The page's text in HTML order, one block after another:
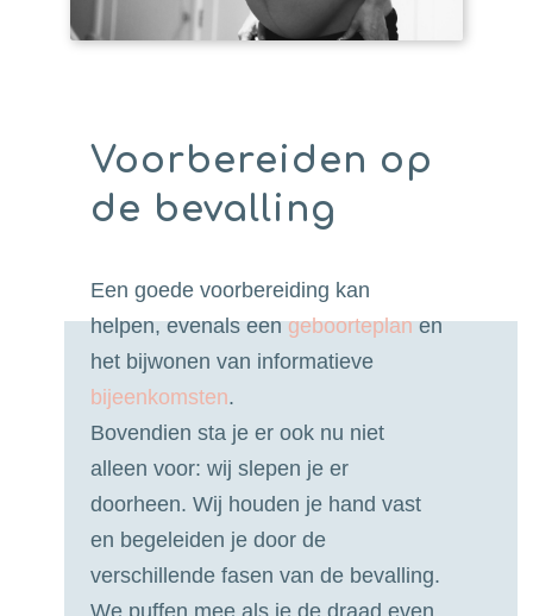
Voorbereiden op
de bevalling
Een goede voorbereiding kan
helpen, evenals eengeboorteplanen
het bijwonen van informatieve
bijeenkomsten.
Bovendien sta je er ook nu niet
alleen voor: wij slepen je er
doorheen. Wij houden je hand vast
en begeleiden je door de
verschillende fasen van de bevalling.
We puffen mee als je de draad even